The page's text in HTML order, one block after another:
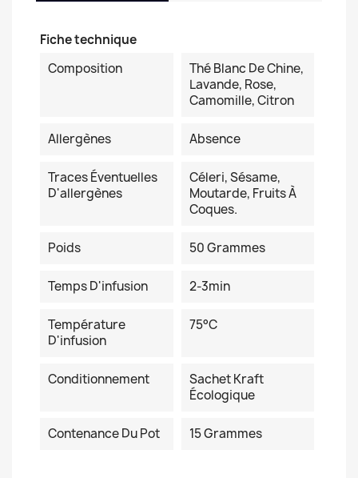
Fiche technique
Composition
Thé Blanc De Chine,
Lavande, Rose,
Camomille, Citron
Allergènes Absence
Traces Éventuelles
D'allergènes
Céleri, Sésame,
Moutarde, Fruits À
Coques.
Poids 50 Grammes
Temps D'infusion 2-3min
Température
D'infusion
75°C
Conditionnement
Sachet Kraft
Écologique
Contenance Du Pot 15 Grammes